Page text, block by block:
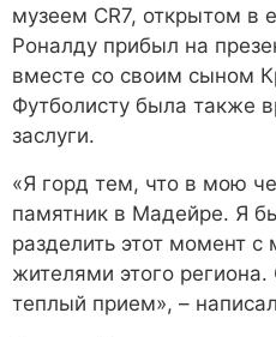
музеем CR7, открытом в
Роналду прибыл на
вместе со своим сыном
Футболисту была также
заслуги.
«Я горд тем, что в мою
памятник в Мадейре. Я
разделить этот момент с
жителями этого региона.
теплый прием», –